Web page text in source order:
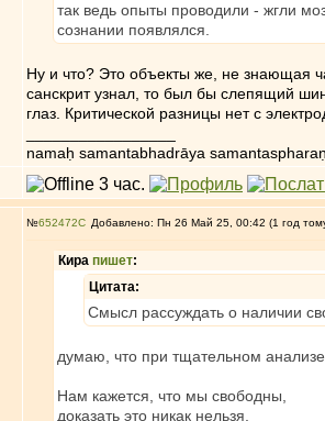
так ведь опыты проводили - жгли
сознании появлялся.
Ну и что? Это объекты же, не знающая
санскрит узнал, то был бы слепящий
глаз. Критической разницы нет с
namaḥ samantabhadrāya
№652472 Добавлено: Пн 26 Май 25, 00:42 (1 год
Кира пишет:
Цитата:
Смысл рассуждать о наличии
думаю, что при тщательном
Нам кажется, что мы свободны,
доказать это никак нельзя,